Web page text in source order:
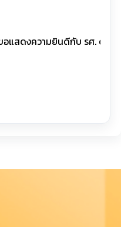
สดงความยินดีกับ รศ. ดร.บุ